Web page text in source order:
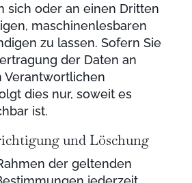
sich oder an einen Dritten
maschinenlesbaren
zu lassen. Sofern Sie
der Daten an
Verantwortlichen
dies nur, soweit es
ist.
und Löschung
der geltenden